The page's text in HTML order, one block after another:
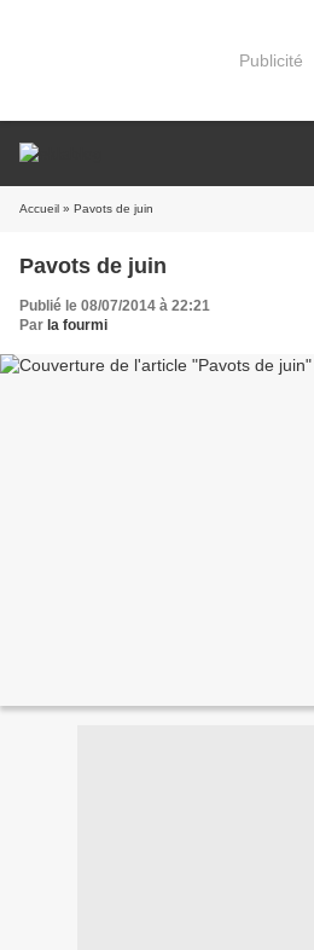
Publicité
Accueil » Pavots de juin
Pavots de juin
Publié le 08/07/2014 à 22:21
Par la fourmi